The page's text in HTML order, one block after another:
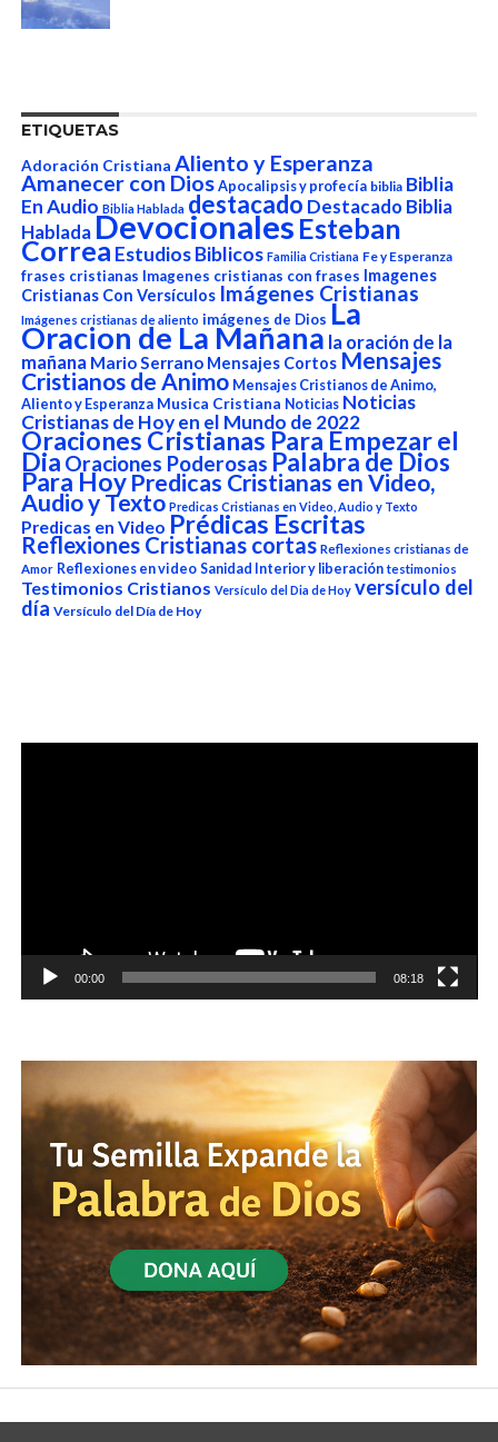
ETIQUETAS
Adoración Cristiana Aliento y Esperanza
Amanecer con Dios Apocalipsis y profecía biblia Biblia
En Audio Biblia Hablada destacado Destacado Biblia
HabladaDevocionalesEsteban
Correa Estudios Biblicos Familia Cristiana Fe y Esperanza
frases cristianas Imagenes cristianas con frases Imagenes
Cristianas Con Versículos Imágenes Cristianas
Imágenes cristianas de aliento imágenes de Dios La
Oracion de La Mañana la oración de la
mañana Mario Serrano Mensajes Cortos Mensajes
Cristianos de Animo Mensajes Cristianos de Animo,
Aliento y Esperanza Musica Cristiana Noticias Noticias
Cristianas de Hoy en el Mundo de 2022
Oraciones Cristianas Para Empezar el
Dia Oraciones Poderosas Palabra de Dios
Para Hoy Predicas Cristianas en Video,
Audio y Texto Predicas Cristianas en Video, Audio y Texto
Predicas en Video Prédicas Escritas
Reflexiones Cristianas cortas Reflexiones cristianas de
Amor Reflexiones en video Sanidad Interior y liberación testimonios
Testimonios Cristianos Versículo del Dia de Hoy versículo del
día Versículo del Día de Hoy
Reproductor
00:00 08:18